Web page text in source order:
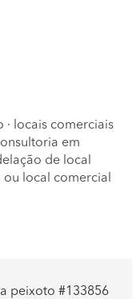
·
locais comerciais
em
de local
local comercial
peixoto #133856